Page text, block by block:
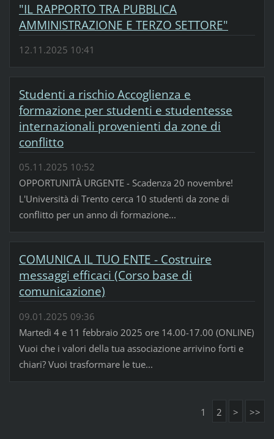
"IL RAPPORTO TRA PUBBLICA
AMMINISTRAZIONE E TERZO SETTORE"
12.11.2025 10:41
Studenti a rischio Accoglienza e
formazione per studenti e studentesse
internazionali provenienti da zone di
conflitto
05.11.2025 10:52
OPPORTUNITÀ URGENTE - Scadenza 20 novembre!
L'Università di Trento cerca 10 studenti da zone di
conflitto per un anno di formazione...
COMUNICA IL TUO ENTE - Costruire
messaggi efficaci (Corso base di
comunicazione)
09.01.2025 09:36
Martedì 4 e 11 febbraio 2025 ore 14.00-17.00 (ONLINE)
Vuoi che i valori della tua associazione arrivino forti e
chiari? Vuoi trasformare le tue...
1 2 > >>